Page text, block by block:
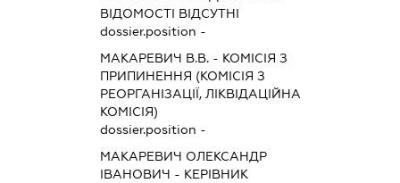
ВІДОМОСТІ ВІДСУТНІ
dossier.position -
МАКАРЕВИЧ В.В.- КОМІСІЯ З
ПРИПИНЕННЯ (КОМІСІЯ З
РЕОРГАНІЗАЦІЇ, ЛІКВІДАЦІЙНА
КОМІСІЯ)
dossier.position -
МАКАРЕВИЧ ОЛЕКСАНДР
ІВАНОВИЧ - КЕРІВНИК